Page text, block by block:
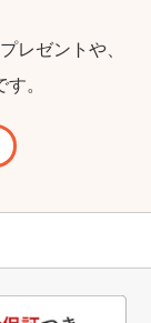
レゼントや、
。